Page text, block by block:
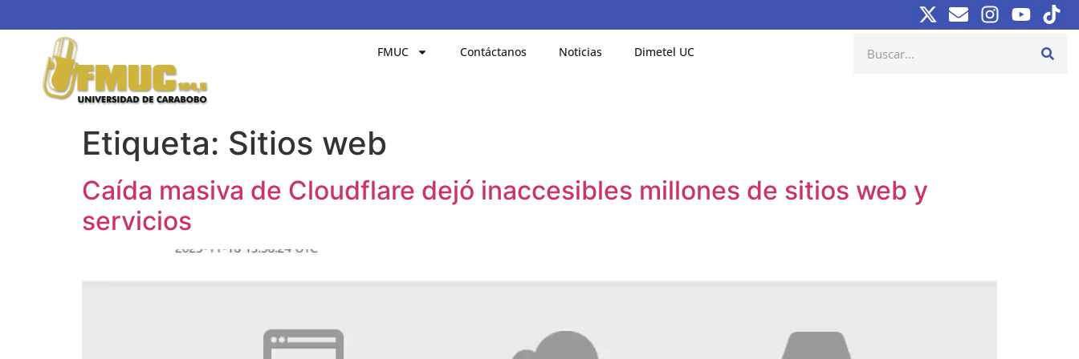
FMUC Contáctanos Noticias Dimetel UC
Etiqueta: Sitios web
Caída masiva de Cloudflare dejó inaccesibles millones de sitios web y
servicios